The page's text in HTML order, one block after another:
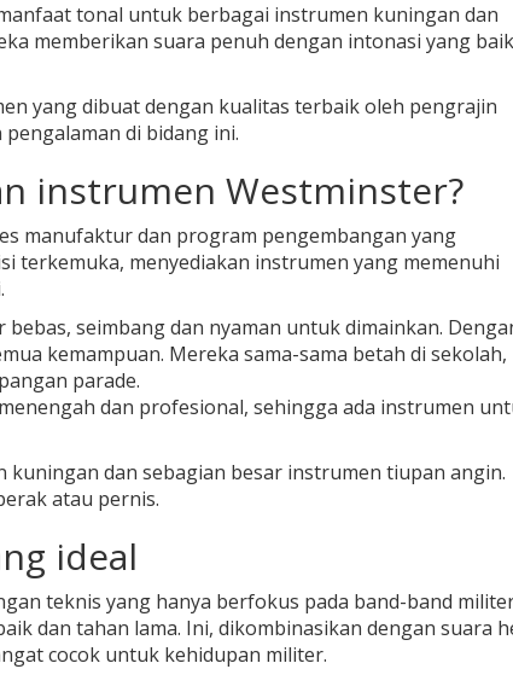
tonal untuk berbagai instrumen kuningan dan
memberikan suara penuh dengan intonasi yang
yang dibuat dengan kualitas terbaik oleh pengrajin
di bidang ini.
instrumen Westminster?
manufaktur dan program pengembangan yang
terkemuka, menyediakan instrumen yang memenuhi
seimbang dan nyaman untuk dimainkan.
kemampuan. Mereka sama-sama betah di sekolah,
parade.
dan profesional, sehingga ada instrumen
dan sebagian besar instrumen tiupan angin.
atau pernis.
ideal
teknis yang hanya berfokus pada band-band
dan tahan lama. Ini, dikombinasikan dengan suara
cocok untuk kehidupan militer.